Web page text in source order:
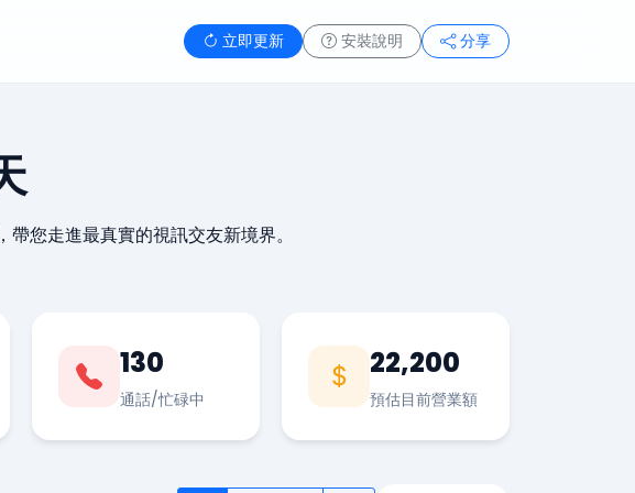
立即更新 安裝說明 分享
您走進最真實的視訊交友新境界。
130
通話/忙碌中
22,200
預估目前營業額